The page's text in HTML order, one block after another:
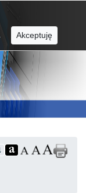
Akceptuję